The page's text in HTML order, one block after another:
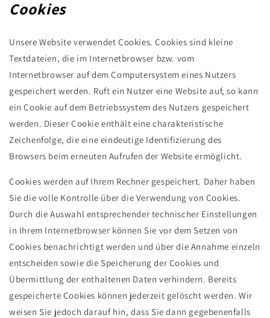
Cookies
Unsere Website verwendet Cookies. Cookies sind kleine
Textdateien, die im Internetbrowser bzw. vom
Internetbrowser auf dem Computersystem eines Nutzers
gespeichert werden. Ruft ein Nutzer eine Website auf, so kann
ein Cookie auf dem Betriebssystem des Nutzers gespeichert
werden. Dieser Cookie enthält eine charakteristische
Zeichenfolge, die eine eindeutige Identifizierung des
Browsers beim erneuten Aufrufen der Website ermöglicht.
Cookies werden auf Ihrem Rechner gespeichert. Daher haben
Sie die volle Kontrolle über die Verwendung von Cookies.
Durch die Auswahl entsprechender technischer Einstellungen
in Ihrem Internetbrowser können Sie vor dem Setzen von
Cookies benachrichtigt werden und über die Annahme einzeln
entscheiden sowie die Speicherung der Cookies und
Übermittlung der enthaltenen Daten verhindern. Bereits
gespeicherte Cookies können jederzeit gelöscht werden. Wir
weisen Sie jedoch darauf hin, dass Sie dann gegebenenfalls